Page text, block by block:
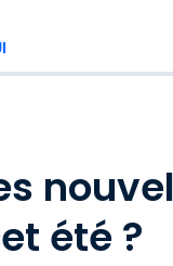
CET ÉTÉ ?
été ?